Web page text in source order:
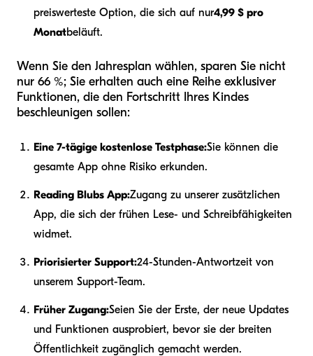
preiswerteste Option, die sich auf nur4,99 $ pro
Monatbeläuft.
Wenn Sie den Jahresplan wählen, sparen Sie nicht
nur 66 %; Sie erhalten auch eine Reihe exklusiver
Funktionen, die den Fortschritt Ihres Kindes
beschleunigen sollen:
Eine 7-tägige kostenlose Testphase:Sie können die
gesamte App ohne Risiko erkunden.
Reading Blubs App:Zugang zu unserer zusätzlichen
App, die sich der frühen Lese- und Schreibfähigkeiten
widmet.
Priorisierter Support:24-Stunden-Antwortzeit von
unserem Support-Team.
Früher Zugang:Seien Sie der Erste, der neue Updates
und Funktionen ausprobiert, bevor sie der breiten
Öffentlichkeit zugänglich gemacht werden.